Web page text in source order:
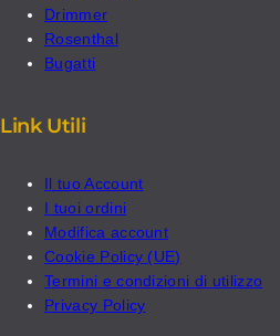
Drimmer
Rosenthal
Bugatti
Link Utili
Il tuo Account
I tuoi ordini
Modifica account
Cookie Policy (UE)
Termini e condizioni di utilizzo
Privacy Policy